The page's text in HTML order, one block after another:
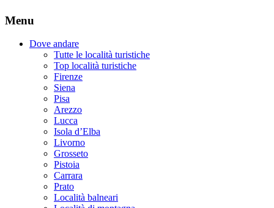
Menu
Dove andare
Tutte le località turistiche
Top località turistiche
Firenze
Siena
Pisa
Arezzo
Lucca
Isola d’Elba
Livorno
Grosseto
Pistoia
Carrara
Prato
Località balneari